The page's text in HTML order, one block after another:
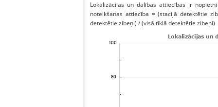
Lokalizācijas un dalības attiecības ir
noteikšanas attiecība = (stacijā detektētie
detektētie zibeņi) / (visā tīklā detektētie zibeņi)